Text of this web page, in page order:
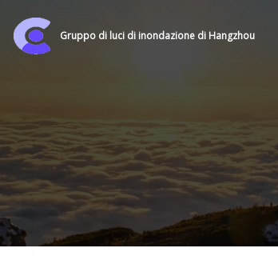
Gruppo di luci di inondazione di Hangzhou